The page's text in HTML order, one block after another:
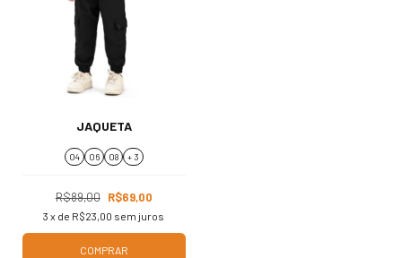
JAQUETA
04 06 08 + 3
R$89,00 R$69,00
3 x de R$23,00 sem juros
COMPRAR